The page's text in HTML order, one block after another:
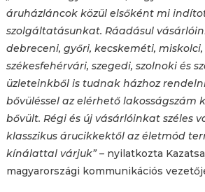
áruházláncok közül elsőként mi
szolgáltatásunkat. Ráadásul
debreceni, győri, kecskeméti,
székesfehérvári, szegedi, szolnoki és
üzleteinkből is tudnak házhoz
bővüléssel az elérhető lakosságszám
bővült. Régi és új vásárlóinkat széles
klasszikus árucikkektől az életmód
kínálattal várjuk”– nyilatkozta
magyarországi kommunikációs